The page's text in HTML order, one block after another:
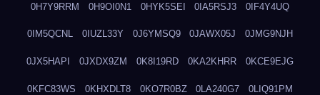
0H7Y9RRM 0H9OI0N1 0HYK5SEI 0IA5RSJ3 0IF4Y4UQ
0IM5QCNL 0IUZL33Y 0J6YMSQ9 0JAWX05J 0JMG9NJH
0JX5HAPI 0JXDX9ZM 0K8I19RD 0KA2KHRR 0KCE9EJG
0KFC83WS 0KHXDLT8 0KO7R0BZ 0LA240G7 0LIQ91PM